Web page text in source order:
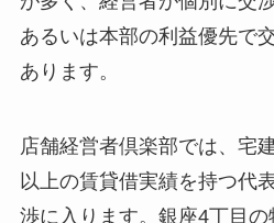
あるいは本部の利益優先で
あります。
店舗経営者倶楽部では、宅
以上の賃貸借実績を持つ代
渉に入ります。銀座4丁目